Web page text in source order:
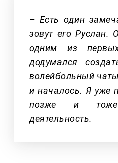
– Есть один
зовут его Руслан.
одним из
додумался
волейбольный
и началось. Я уже
позже и
деятельность.